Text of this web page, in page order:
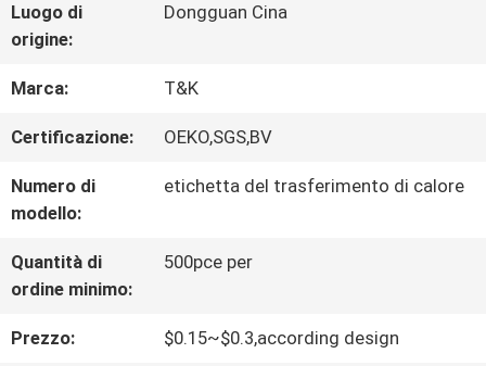
FATORY
TOUR
DI
QUALITÀ
CONTATTACI
Luogo di
origine:
Dongguan Cina
Marca: T&K
Certificazione: OEKO,SGS,BV
Numero di
modello:
etichetta del trasferimento di calore
Quantità di
ordine minimo:
500pce per
Prezzo: $0.15~$0.3,according design